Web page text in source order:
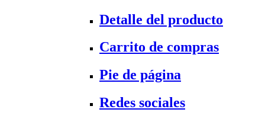
Detalle del producto
Carrito de compras
Pie de página
Redes sociales